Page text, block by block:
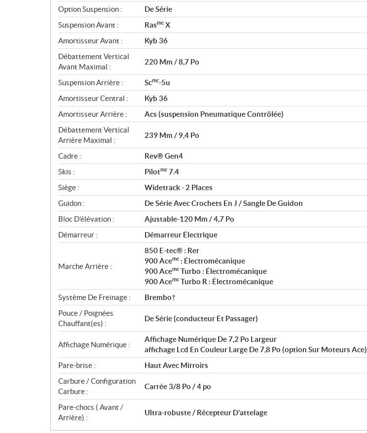
Option Suspension :
De Série
Suspension Avant :
Rasmc X
Amortisseur Avant :
Kyb 36
Débattement Vertical
Avant Maximal :
220 Mm / 8,7 Po
Suspension Arrière : Scmc-5u
Amortisseur Central :
Kyb 36
Amortisseur Arrière :
Acs (suspension Pneumatique Contrôlée)
Débattement Vertical
Arrière Maximal :
239 Mm / 9,4 Po
Cadre :
Rev® Gen4
Skis :
Pilotmc 7.4
Siège :
Widetrack - 2 Places
Guidon :
De Série Avec Crochets En J / Sangle De Guidon
Bloc D’élévation :
Ajustable-120 Mm / 4,7 Po
Démarreur :
Démarreur Électrique
Marche Arrière :
850 E-tec® : Rer
900 Acemc : Électromécanique
900 Acemc Turbo : Électromécanique
900 Acemc Turbo R : Électromécanique
Système De Freinage :
Brembo†
Pouce / Poignées
Chauffant(es) :
De Série (conducteur Et Passager)
Affichage Numérique :
Affichage Numérique De 7,2 Po Largeur
affichage Lcd En Couleur Large De 7,8 Po (option Sur Moteurs Ace)
Pare-brise :
Haut Avec Mirroirs
Carbure / Configuration
Carbure :
Carrée 3/8 Po / 4 po
Pare-chocs ( Avant /
Arrière) :
Ultra-robuste / Récepteur D’attelage